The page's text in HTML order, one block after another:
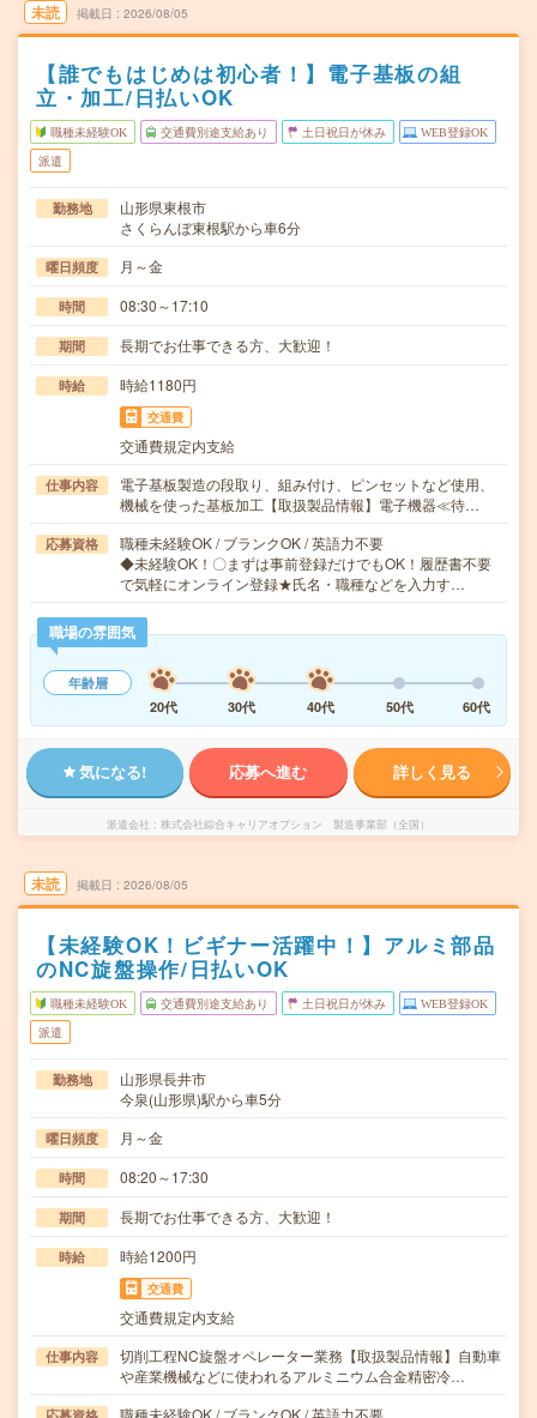
未読 掲載日 2026/08/05
【誰でもはじめは初心者！】電子基板の組
立・加工/日払いOK
職種未経験OK 交通費別途支給あり 土日祝日が休み WEB登録OK
派遣
勤務地
山形県東根市
さくらんぼ東根駅から車6分
曜日頻度 月～金
時間 08:30～17:10
期間 長期でお仕事できる方、大歓迎！
時給 時給1180円
交通費
交通費規定内支給
仕事内容
電子基板製造の段取り、組み付け、ピンセットなど使用、
機械を使った基板加工【取扱製品情報】電子機器≪待…
応募資格
職種未経験OK / ブランクOK / 英語力不要
◆未経験OK！〇まずは事前登録だけでもOK！履歴書不要
で気軽にオンライン登録★氏名・職種などを入力す…
職場の雰囲気
年齢層
20代
30代 40代 50代 60代
気になる! 応募へ進む 詳しく見る
派遣会社 株式会社綜合キャリアオプション 製造事業部（全国）
未読 掲載日 2026/08/05
【未経験OK！ビギナー活躍中！】アルミ部品
のNC旋盤操作/日払いOK
職種未経験OK 交通費別途支給あり 土日祝日が休み WEB登録OK
派遣
勤務地
山形県長井市
今泉(山形県)駅から車5分
曜日頻度 月～金
時間 08:20～17:30
期間 長期でお仕事できる方、大歓迎！
時給 時給1200円
交通費
交通費規定内支給
仕事内容
切削工程NC旋盤オペレーター業務【取扱製品情報】自動車
や産業機械などに使われるアルミニウム合金精密冷…
職種未経験OK / ブランクOK / 英語力不要